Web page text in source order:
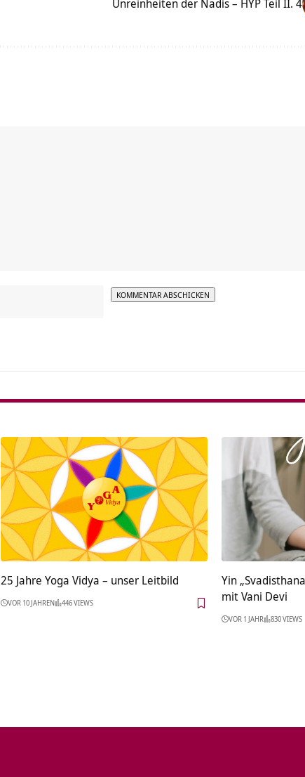
Unreinheiten der Nadis – HYP Teil II. 4
25 Jahre Yoga Vidya – unser Leitbild
VOR 10 JAHREN 446 VIEWS
Yin
mit Vani Devi
VOR 1 JAHR 830 VIEWS